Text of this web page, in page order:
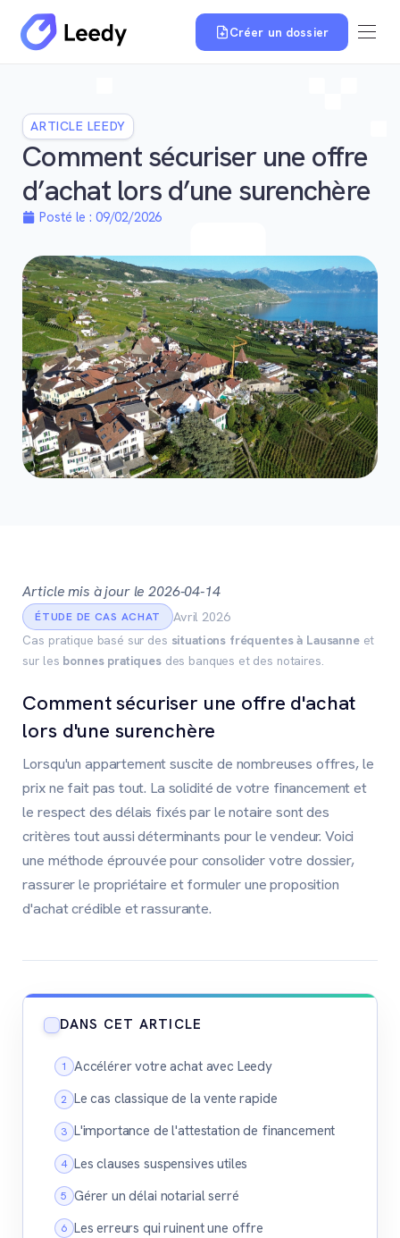
Créer un dossier
ARTICLE LEEDY
Comment sécuriser une offre
d’achat lors d’une surenchère
Posté le : 09/02/2026
Article mis à jour le 2026-04-14
ÉTUDE DE CAS ACHAT
Avril 2026
Cas pratique basé sur des situations fréquentes à Lausanneet
sur les bonnes pratiquesdes banques et des notaires.
Comment sécuriser une offre d'achat
lors d'une surenchère
Lorsqu'un appartement suscite de nombreuses offres, le
prix ne fait pas tout. La solidité de votre financement et
le respect des délais fixés par le notaire sont des
critères tout aussi déterminants pour le vendeur. Voici
une méthode éprouvée pour consolider votre dossier,
rassurer le propriétaire et formuler une proposition
d'achat crédible et rassurante.
DANS CET ARTICLE
Accélérer votre achat avec Leedy
Le cas classique de la vente rapide
L'importance de l'attestation de financement
Les clauses suspensives utiles
Gérer un délai notarial serré
Les erreurs qui ruinent une offre